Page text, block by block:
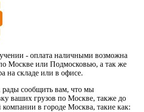
- оплата наличными возможна
по Москве или Подмосковью, а так же
на складе или в офисе.
сообщить вам, что мы
ваших грузов по Москве, также до
в городе Москва, такие как: